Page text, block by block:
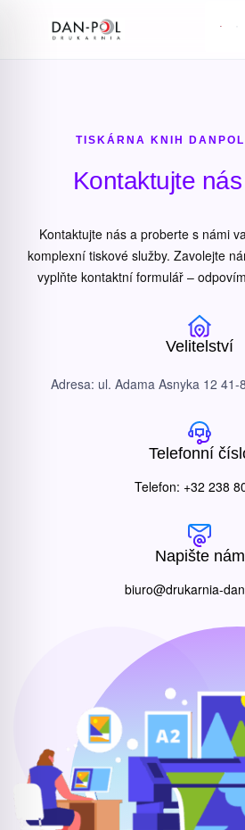
TISKÁRNA KNIH
Kontaktujte nás
Kontaktujte nás a proberte s námi
komplexní tiskové služby. Zavolejte
vyplňte kontaktní formulář –
Velitelství
Adresa: ul. Adama Asnyka 12 41-
Telefonní
Telefon: +32 238
Napište nám
biuro@drukarnia-